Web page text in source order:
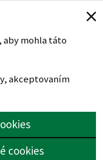
aby mohla táto
akceptovaním
cookies